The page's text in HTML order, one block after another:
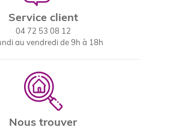
Service client
04 72 53 08 12
au vendredi de 9h à 18h
Nous trouver